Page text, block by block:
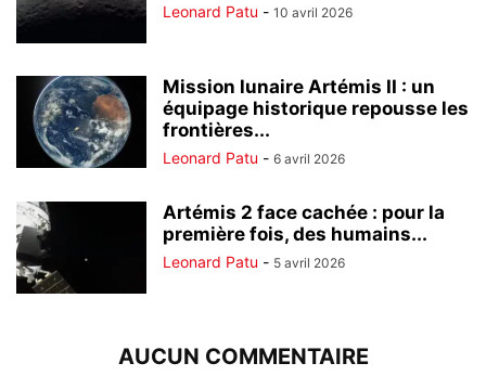
Leonard Patu - 10 avril 2026
Mission lunaire Artémis II : un
équipage historique repousse les
frontières...
Leonard Patu - 6 avril 2026
Artémis 2 face cachée : pour la
première fois, des humains...
Leonard Patu - 5 avril 2026
AUCUN COMMENTAIRE